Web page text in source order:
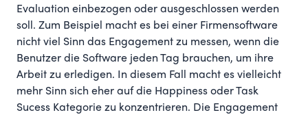
Evaluation einbezogen oder ausgeschlossen werden
soll. Zum Beispiel macht es bei einer Firmensoftware
nicht viel Sinn das Engagement zu messen, wenn die
Benutzer die Software jeden Tag brauchen, um ihre
Arbeit zu erledigen. In diesem Fall macht es vielleicht
mehr Sinn sich eher auf die Happiness oder Task
Sucess Kategorie zu konzentrieren. Die Engagement